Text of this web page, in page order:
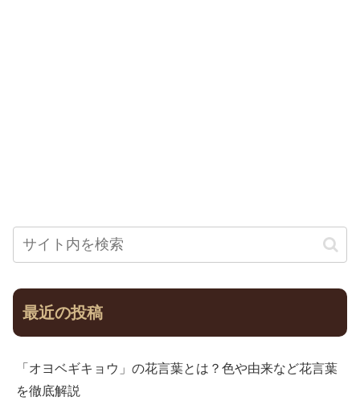
最近の投稿
「オヨベギキョウ」の花言葉とは？色や由来など花言葉
を徹底解説